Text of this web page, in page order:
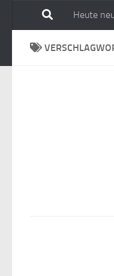
Zum Inhalt springen
Heute